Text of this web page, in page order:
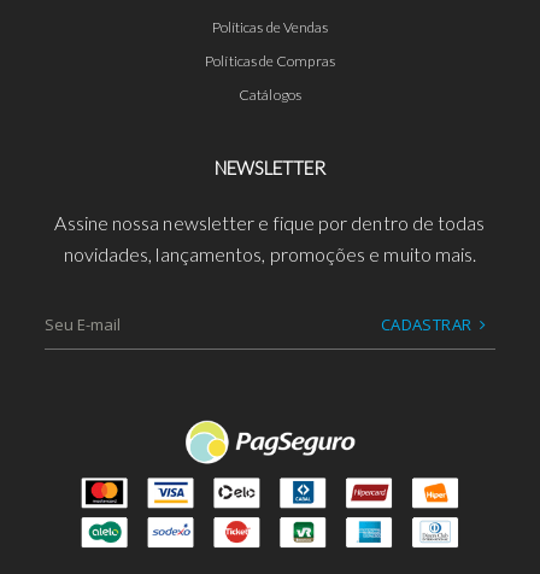
Políticas de Vendas
Políticas de Compras
Catálogos
NEWSLETTER
Assine nossa newsletter e fique por dentro de todas
novidades, lançamentos, promoções e muito mais.
CADASTRAR